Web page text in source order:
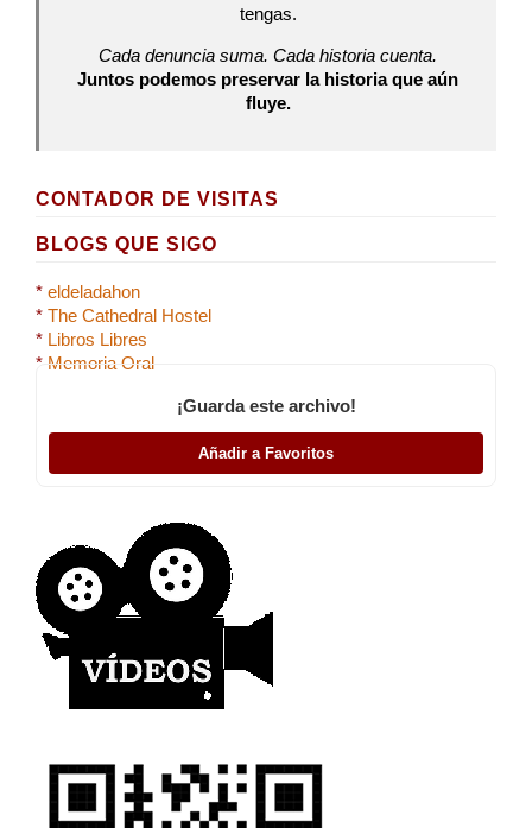
tengas.
Cada denuncia suma. Cada historia cuenta.
Juntos podemos preservar la historia que aún
fluye.
CONTADOR DE VISITAS
BLOGS QUE SIGO
* eldeladahon
* The Cathedral Hostel
* Libros Libres
* Memoria Oral
¡Guarda este archivo!
Añadir a Favoritos